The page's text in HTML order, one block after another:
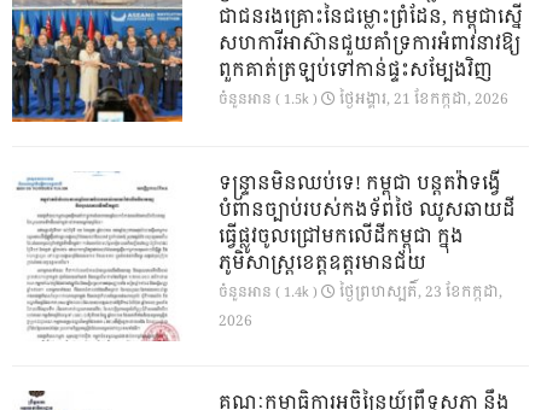
ជាជនរងគ្រោះនៃជម្លោះព្រំដែន, កម្ពុជាស្នើ
សហការីអាស៊ានជួយគាំទ្រការអំពាវនាវឱ្យ
ពួកគាត់ត្រឡប់ទៅកាន់ផ្ទះសម្បែងវិញ
ចំនួនអាន ( 1.5k ) ថ្ងៃ​អង្គារ, 21 ខែ​កក្កដា, 2026
ទន្ទ្រានមិនឈប់ទេ! កម្ពុជា បន្តតវ៉ាទង្វើ
បំពានច្បាប់របស់កងទ័ពថៃ ឈូសឆាយដី
ធ្វើផ្លូវចូលជ្រៅមកលើដីកម្ពុជា ក្នុង
ភូមិសាស្ត្រខេត្តឧត្តរមានជ័យ
ចំនួនអាន ( 1.4k )
ថ្ងៃ​ព្រហស្បតិ៍, 23 ខែ​កក្កដា,
2026